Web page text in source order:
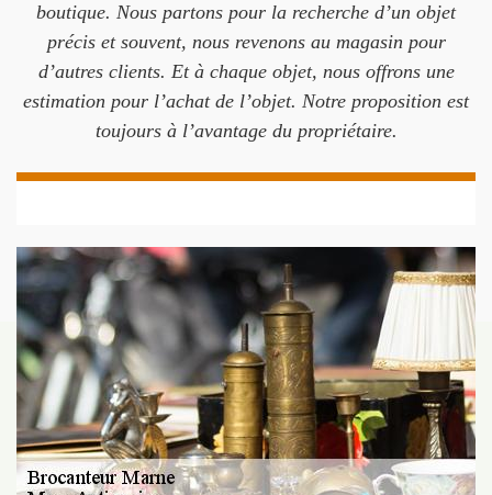
boutique. Nous partons pour la recherche d’un objet
précis et souvent, nous revenons au magasin pour
d’autres clients. Et à chaque objet, nous offrons une
estimation pour l’achat de l’objet. Notre proposition est
toujours à l’avantage du propriétaire.